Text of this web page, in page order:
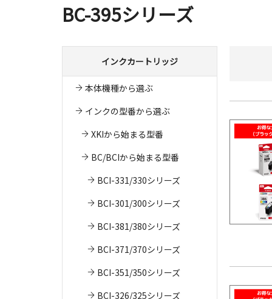
BC-395シリーズ
インクカートリッジ
本体機種から選ぶ
インクの型番から選ぶ
XKIから始まる型番
BC/BCIから始まる型番
BCI-331/330シリーズ
BCI-301/300シリーズ
BCI-381/380シリーズ
BCI-371/370シリーズ
BCI-351/350シリーズ
BCI-326/325シリーズ